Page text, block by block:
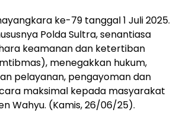
ke-79 tanggal 1 Juli 2025.
Polda Sultra, senantiasa
keamanan dan ketertiban
menegakkan hukum,
pelayanan, pengayoman dan
maksimal kepada masyarakat
Wahyu. (Kamis, 26/06/25).